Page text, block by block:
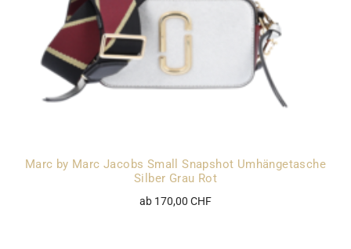
Marc by Marc Jacobs Small Snapshot Umhängetasche
Silber Grau Rot
ab 170,00 CHF